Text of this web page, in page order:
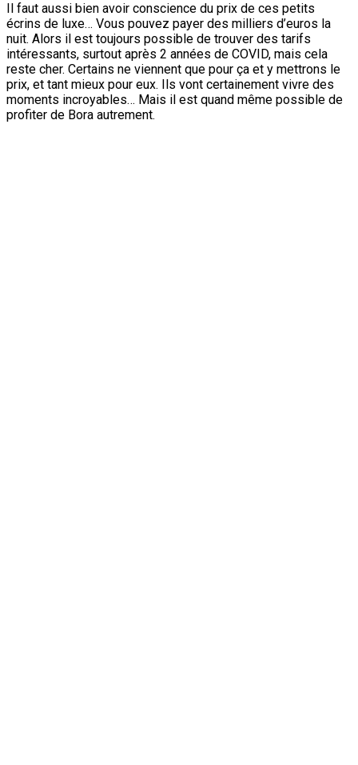
Il faut aussi bien avoir conscience du prix de ces petits
écrins de luxe… Vous pouvez payer des milliers d’euros la
nuit. Alors il est toujours possible de trouver des tarifs
intéressants, surtout après 2 années de COVID, mais cela
reste cher. Certains ne viennent que pour ça et y mettrons le
prix, et tant mieux pour eux. Ils vont certainement vivre des
moments incroyables… Mais il est quand même possible de
profiter de Bora autrement.